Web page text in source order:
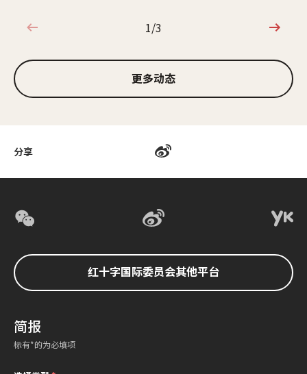
分享
1/3
1/3
更多动态
红十字国际委员会其他平台
简报
标有*的为必填项